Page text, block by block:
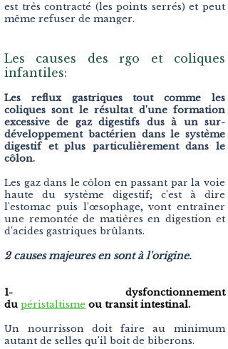
est très contracté (les points serrés) et peut
même refuser de manger.
Les causes des rgo et coliques
infantiles:
Les reflux gastriques tout comme les
coliques sont le résultat d'une formation
excessive de gaz digestifs dus à un sur-
développement bactérien dans le système
digestif et plus particulièrement dans le
côlon.
Les gaz dans le côlon en passant par la voie
haute du système digestif; c'est à dire
l'estomac puis l’œsophage, vont entraîner
une remontée de matières en digestion et
d'acides gastriques brûlants.
2 causes majeures en sont à l'origine.
1- dysfonctionnement
du péristaltisme ou transit intestinal.
Un nourrisson doit faire au minimum
autant de selles qu'il boit de biberons.